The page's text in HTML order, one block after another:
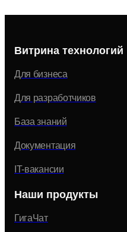
Витрина технологий
Для бизнеса
Для разработчиков
База знаний
Документация
IT-вакансии
Наши продукты
ГигаЧат